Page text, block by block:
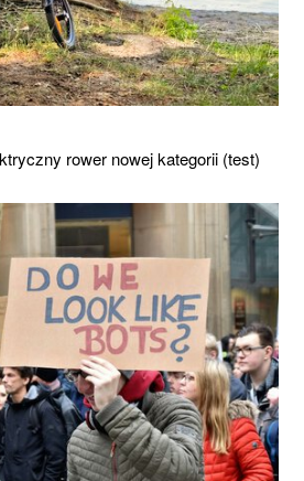
rower nowej kategorii (test)